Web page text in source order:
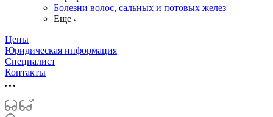
Болезни волос, сальных и потовых желез
Еще
Цены
Юридическая информация
Специалист
Контакты